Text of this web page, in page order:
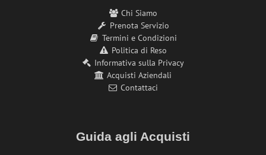
Chi Siamo
Prenota Servizio
Termini e Condizioni
Politica di Reso
Informativa sulla Privacy
Acquisti Aziendali
Contattaci
Guida agli Acquisti